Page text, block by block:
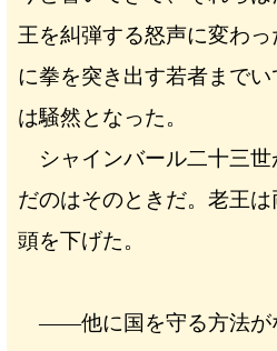
王を糾弾する怒声に変わ
に拳を突き出す若者まで
は騒然となった。
シャインバール二十三世
だのはそのときだ。老王
頭を下げた。
――他に国を守る方法が